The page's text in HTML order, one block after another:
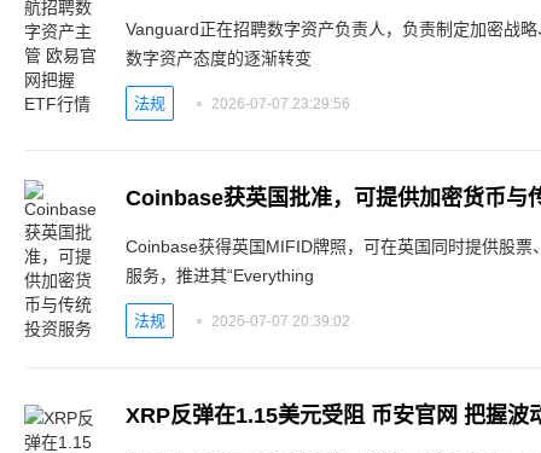
Vanguard正在招聘数字资产负责人，负责制定加密战
数字资产态度的逐渐转变
法规 2026-07-07 23:29:56
Coinbase获英国批准，可提供加密货币与
Coinbase获得英国MIFID牌照，可在英国同时提供股
服务，推进其“Everything
法规 2026-07-07 20:39:02
XRP反弹在1.15美元受阻 币安官网 把握波